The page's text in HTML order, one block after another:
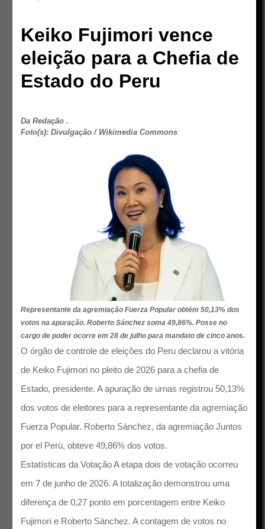
Keiko Fujimori vence
eleição para a Chefia de
Estado do Peru
Da Redação .
Foto(s): Divulgação / Wikimedia Commons
Representante da agremiação Fuerza Popular obtém 50,13% dos
votos na apuração. Roberto Sánchez soma 49,86%. Posse no
cargo de poder ocorre em 28 de julho para mandato de cinco anos.
O órgão de controle de eleições do Peru declarou a vitória
de Keiko Fujimori no pleito de 2026 para a chefia de
Estado, presidente. A apuração de urnas registrou 50,13%
dos votos de eleitores para a representante da agremiação
Fuerza Popular. Roberto Sánchez, da agremiação Juntos
por el Perú, obteve 49,86% dos votos.
Estatísticas da Votação A etapa dois de votação ocorreu
em 7 de junho de 2026. A totalização demonstrou uma
diferença de 0,27 ponto em porcentagem entre Keiko
Fujimori e Roberto Sánchez. A contagem de votos no